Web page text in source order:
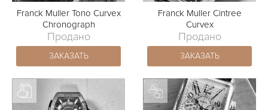
Franck Muller Tono Curvex
Chronograph
Продано
ЗАКАЗАТЬ
Franck Muller Cintree
Curvex
Продано
ЗАКАЗАТЬ